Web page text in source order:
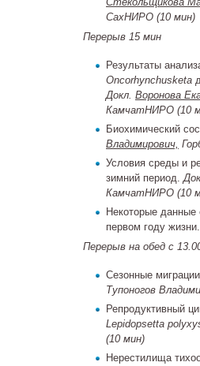
СахНИРО (10 мин)
Перерыв 15 мин
Результаты
Oncorhynchusketa
Докл. Воронова
КамчатНИРО (10
Биохимический
Владимирович,
Условия среды и
зимний период.
КамчатНИРО (10
Некоторые данные
первом году
Перерыв на обед с
Сезонные
Тупоногов
Репродуктивный
Lepidopsetta
(10 мин)
Нерестилища